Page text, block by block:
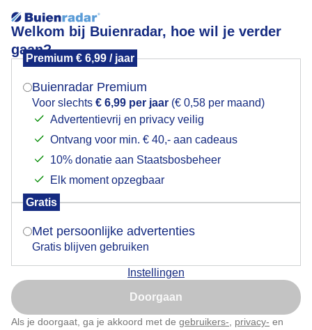
Welkom bij Buienradar, hoe wil je verder
gaan?
Premium € 6,99 / jaar
Buienradar Premium
Voor slechts € 6,99 per jaar (€ 0,58 per maand)
Advertentievrij en privacy veilig
Ontvang voor min. € 40,- aan cadeaus
10% donatie aan Staatsbosbeheer
Elk moment opzegbaar
Gratis
Met persoonlijke advertenties
Gratis blijven gebruiken
Instellingen
Doorgaan
Als je doorgaat, ga je akkoord met de gebruikers- privacy- en
Dikke kledingweer, strandvermaak
Door: ria brasser Gemaakt: 15-12-2025, 39x bekeken
Mogen we je locatie gebruiken voor het
Indien je hier nog geen akkoord op hebt gegeven,
verschijnt er zo een pop-up uit je browser waarin
Is goed, toon de popup
Nu niet, misschien later
Klik hierom dit aan te passen